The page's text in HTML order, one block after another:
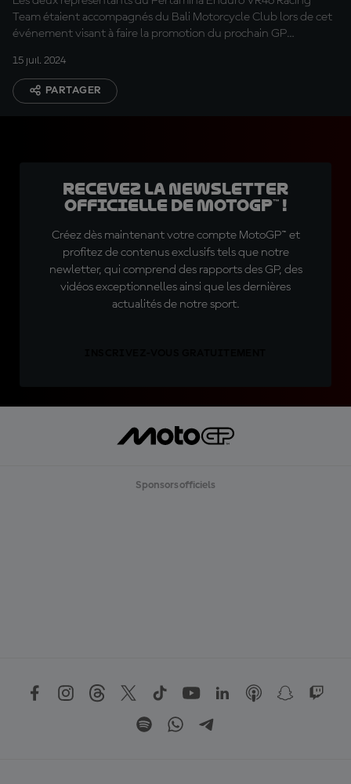
Team étaient accompagnés du Bali Motorcycle Club lors de cet
événement visant à faire la promotion du prochain GP
15 juil. 2024
PARTAGER
Recevez la Newsletter
officielle de MotoGP™ !
Créez dès maintenant votre compte MotoGP™ et
profitez de contenus exclusifs tels que notre
newletter, qui comprend des rapports des GP, des
vidéos exceptionnelles ainsi que les dernières
actualités de notre sport.
Sponsors officiels